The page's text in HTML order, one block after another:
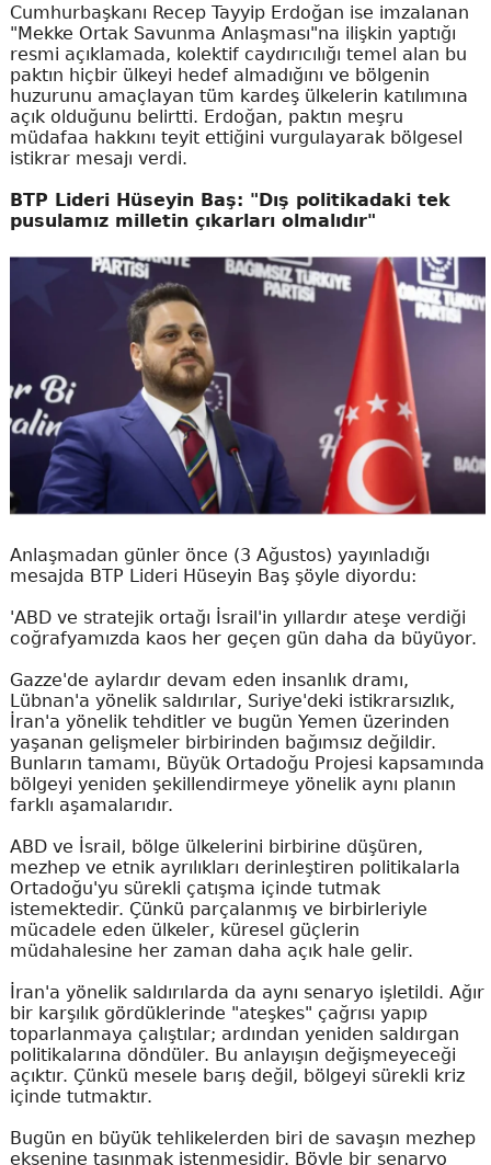
Cumhurbaşkanı Recep Tayyip Erdoğan ise imzalanan
"Mekke Ortak Savunma Anlaşması"na ilişkin yaptığı
resmi açıklamada, kolektif caydırıcılığı temel alan bu
paktın hiçbir ülkeyi hedef almadığını ve bölgenin
huzurunu amaçlayan tüm kardeş ülkelerin katılımına
açık olduğunu belirtti. Erdoğan, paktın meşru
müdafaa hakkını teyit ettiğini vurgulayarak bölgesel
istikrar mesajı verdi.
BTP Lideri Hüseyin Baş: "Dış politikadaki tek
pusulamız milletin çıkarları olmalıdır"
Anlaşmadan günler önce (3 Ağustos) yayınladığı
mesajda BTP Lideri Hüseyin Baş şöyle diyordu:
'ABD ve stratejik ortağı İsrail'in yıllardır ateşe verdiği
coğrafyamızda kaos her geçen gün daha da büyüyor.
Gazze'de aylardır devam eden insanlık dramı,
Lübnan'a yönelik saldırılar, Suriye'deki istikrarsızlık,
İran'a yönelik tehditler ve bugün Yemen üzerinden
yaşanan gelişmeler birbirinden bağımsız değildir.
Bunların tamamı, Büyük Ortadoğu Projesi kapsamında
bölgeyi yeniden şekillendirmeye yönelik aynı planın
farklı aşamalarıdır.
ABD ve İsrail, bölge ülkelerini birbirine düşüren,
mezhep ve etnik ayrılıkları derinleştiren politikalarla
Ortadoğu'yu sürekli çatışma içinde tutmak
istemektedir. Çünkü parçalanmış ve birbirleriyle
mücadele eden ülkeler, küresel güçlerin
müdahalesine her zaman daha açık hale gelir.
İran'a yönelik saldırılarda da aynı senaryo işletildi. Ağır
bir karşılık gördüklerinde "ateşkes" çağrısı yapıp
toparlanmaya çalıştılar; ardından yeniden saldırgan
politikalarına döndüler. Bu anlayışın değişmeyeceği
açıktır. Çünkü mesele barış değil, bölgeyi sürekli kriz
içinde tutmaktır.
Bugün en büyük tehlikelerden biri de savaşın mezhep
eksenine taşınmak istenmesidir. Böyle bir senaryo